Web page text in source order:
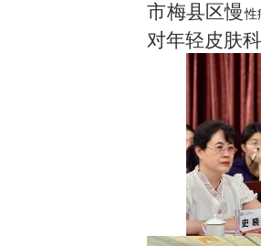
市梅县区慢性
对年轻皮肤